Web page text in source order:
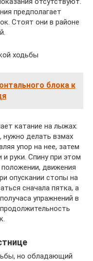
предполагает
Стоят они в районе
ходьбы
блока к
катание на лыжах:
нужно делать взмах
упор на нее, затем
и руки. Спину при этом
движения
опускании стопы на
сначала пятка, а
упражнений в
но обладающий